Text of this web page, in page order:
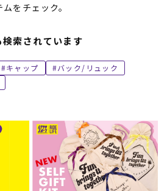
をチェック。
索されています
キャップ
バック/リュック